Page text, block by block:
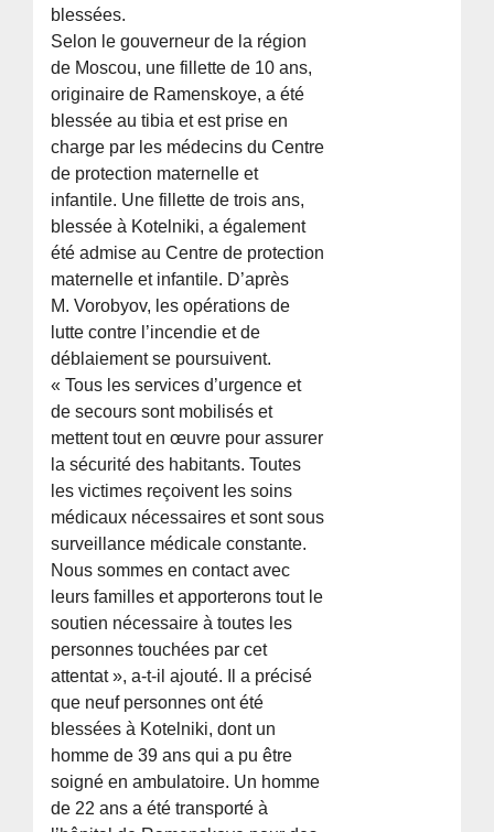
blessées.
Selon le gouverneur de la région
de Moscou, une fillette de 10 ans,
originaire de Ramenskoye, a été
blessée au tibia et est prise en
charge par les médecins du Centre
de protection maternelle et
infantile. Une fillette de trois ans,
blessée à Kotelniki, a également
été admise au Centre de protection
maternelle et infantile. D’après
M. Vorobyov, les opérations de
lutte contre l’incendie et de
déblaiement se poursuivent.
« Tous les services d’urgence et
de secours sont mobilisés et
mettent tout en œuvre pour assurer
la sécurité des habitants. Toutes
les victimes reçoivent les soins
médicaux nécessaires et sont sous
surveillance médicale constante.
Nous sommes en contact avec
leurs familles et apporterons tout le
soutien nécessaire à toutes les
personnes touchées par cet
attentat », a-t-il ajouté. Il a précisé
que neuf personnes ont été
blessées à Kotelniki, dont un
homme de 39 ans qui a pu être
soigné en ambulatoire. Un homme
de 22 ans a été transporté à